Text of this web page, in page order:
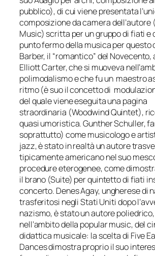
pubblico), di cui viene presentata
composizione da camera dell’autore
Music) scritta per un gruppo di fiati e
punto fermo della musica per questo
Barber, il “romantico” del
Elliott Carter, che si muoveva
polimodalismo e che fu un maestro
ritmo (è suo il concetto di
del quale viene eseguita una pagina
straordinaria (Woodwind Quintet),
quasi umoristica. Gunther Schuller,
soprattutto) come musicologo e
jazz, è stato in realtà un autore
tipicamente americano nel suo
procedure eterogenee, come
il brano (Suite) per quintetto di fiati
concerto. Denes Agay, ungherese di
trasferitosi negli Stati Uniti dopo
nazismo, è stato un autore
nell’ambito della popular music, del
didattica musicale: la scelta di Five
Dancesdimostra proprio il suo